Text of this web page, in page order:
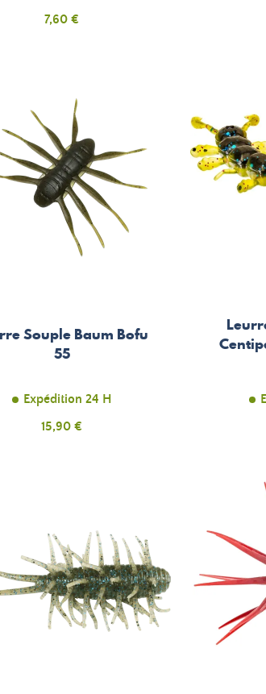
Prix
7,60 €
Souple Baum Bofu
55
Expédition 24 H
Prix
15,90 €